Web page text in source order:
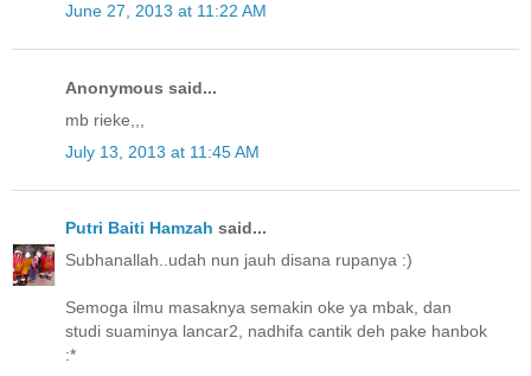
June 27, 2013 at 11:22 AM
Anonymous said...
mb rieke,,,
July 13, 2013 at 11:45 AM
Putri Baiti Hamzah said...
Subhanallah..udah nun jauh disana rupanya :)
Semoga ilmu masaknya semakin oke ya mbak, dan
studi suaminya lancar2, nadhifa cantik deh pake hanbok
:*